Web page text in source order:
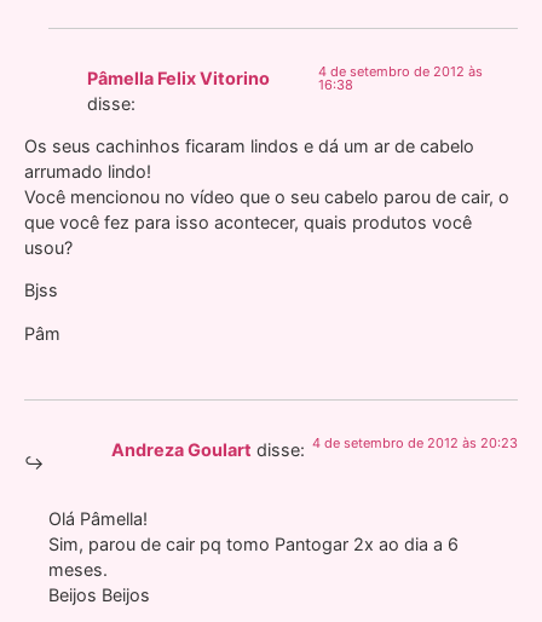
Pâmella Felix Vitorino
disse:
4 de setembro de 2012 às
16:38
Os seus cachinhos ficaram lindos e dá um ar de cabelo
arrumado lindo!
Você mencionou no vídeo que o seu cabelo parou de cair, o
que você fez para isso acontecer, quais produtos você
usou?
Bjss
Pâm
Andreza Goulart disse: 4 de setembro de 2012 às 20:23
Olá Pâmella!
Sim, parou de cair pq tomo Pantogar 2x ao dia a 6
meses.
Beijos Beijos